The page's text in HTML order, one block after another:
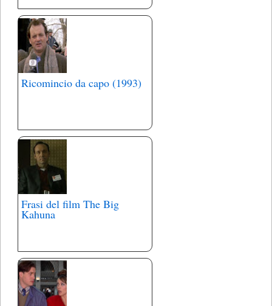
Ricomincio da capo (1993)
Frasi del film The Big
Kahuna